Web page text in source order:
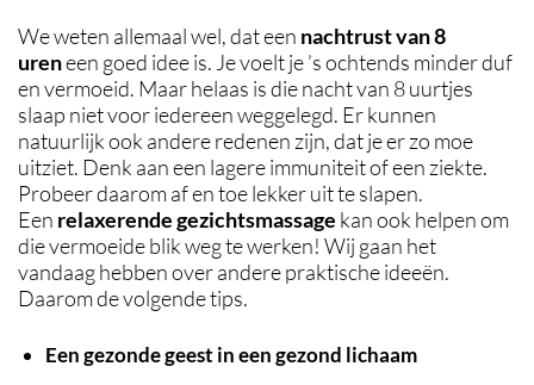
We weten allemaal wel, dat een nachtrust van 8
ureneen goed idee is. Je voelt je ’s ochtends minder duf
en vermoeid. Maar helaas is die nacht van 8 uurtjes
slaap niet voor iedereen weggelegd. Er kunnen
natuurlijk ook andere redenen zijn, dat je er zo moe
uitziet. Denk aan een lagere immuniteit of een ziekte.
Probeer daarom af en toe lekker uit te slapen.
Een relaxerende gezichtsmassage kan ook helpen om
die vermoeide blik weg te werken! Wij gaan het
vandaag hebben over andere praktische ideeën.
Daarom de volgende tips.
Een gezonde geest in een gezond lichaam